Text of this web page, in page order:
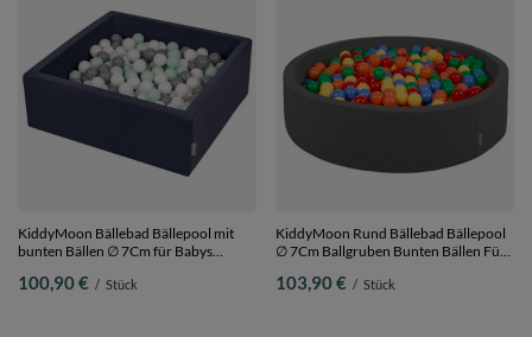
KiddyMoon Bällebad Bällepool mit
bunten Bällen ∅ 7Cm für Babys
dunkelblau:weiß/grau/mint, 90 x 30
100,90 € / Stück
KiddyMoon Rund Bällebad Bällepool
∅ 7Cm Ballgruben Bunten Bällen Für
Hergestellt in der EU, dunkelgrau:gelb-
103,90 € / Stück